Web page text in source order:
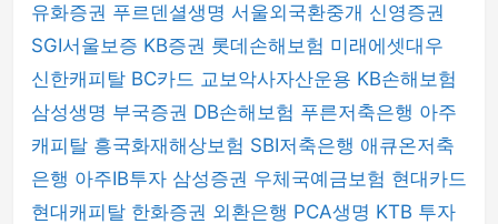
유화증권 푸르덴셜생명 서울외국환중개 신영증권
SGI서울보증 KB증권 롯데손해보험 미래에셋대우
신한캐피탈 BC카드 교보악사자산운용 KB손해보험
삼성생명 부국증권 DB손해보험 푸른저축은행 아주
캐피탈 흥국화재해상보험 SBI저축은행 애큐온저축
은행 아주IB투자 삼성증권 우체국예금보험 현대카드
현대캐피탈 한화증권 외환은행 PCA생명 KTB 투자